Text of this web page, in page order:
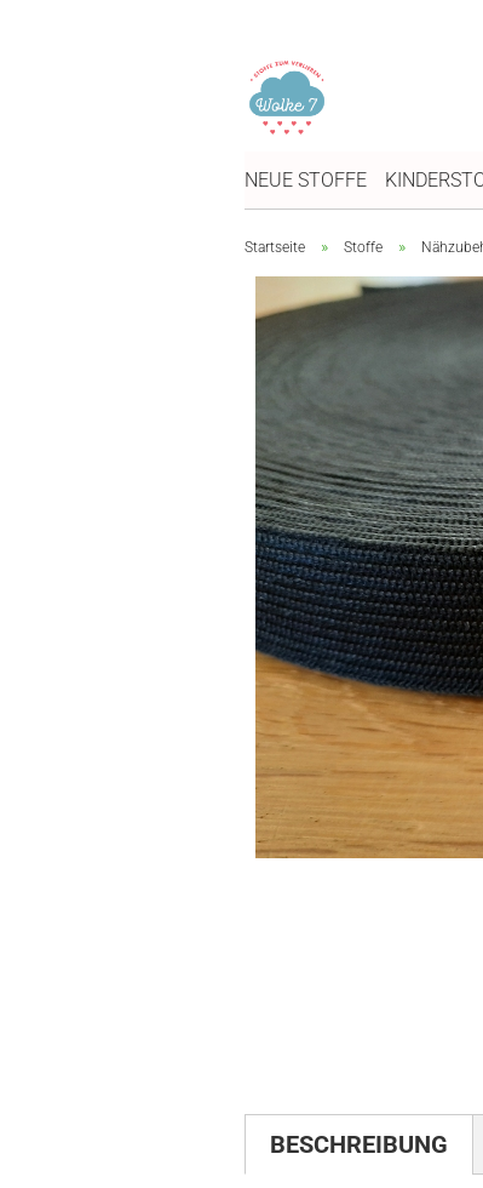
NEUE STOFFE
Startseite » Stoffe »
BESCHREIBUNG